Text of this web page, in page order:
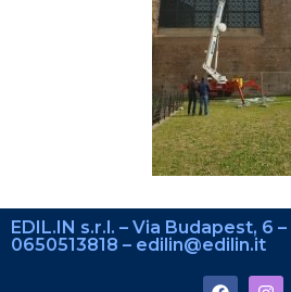
EDIL.IN s.r.l. – Via Budapest, 6
0650513818 – edilin@edilin.it